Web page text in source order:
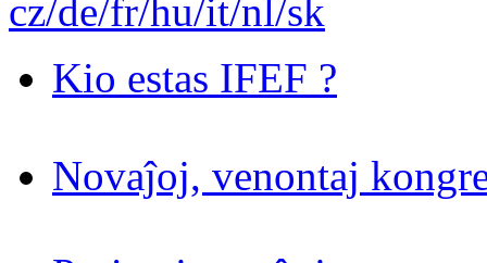
Kio estas IFEF ?
Novaĵoj, venontaj